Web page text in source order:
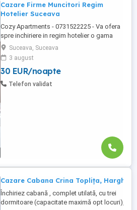
Cazare Firme Muncitori Regim
Hotelier Suceava
Cozy Apartments - 0731522225 - Va ofera
spre inchiriere in regim hotelier o gama
variata de apartamente si garsoniere
situate in puncte cheie ale orasului
Suceava: Bulevardul George Enescu. In
centrul Orasului pe Esplanada langa
McDonald's. Bulevardul 1 Mai Obcini
Suceava, Suceava
3 august
30 EUR/noapte
Telefon validat
Cazare Cabana Crina Toplița, Harghita
Închiriez cabană , complet utilată, cu trei
dormitoare (capacitate maximă opt locuri),